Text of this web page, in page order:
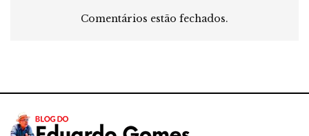
Comentários estão fechados.